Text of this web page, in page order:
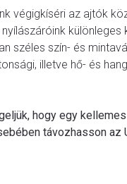
végigkíséri az ajtók
különleges
széles szín- és
illetve hő- és
hogy egy
távozhasson az